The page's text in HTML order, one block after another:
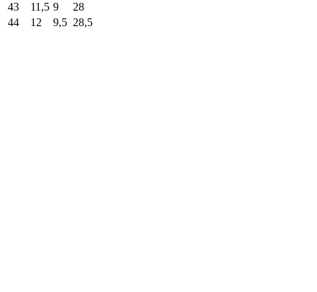
43
11,5 9
28
44
12 9,5 28,5